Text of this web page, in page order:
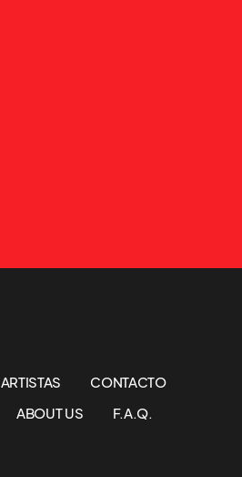
ARTISTAS
CONTACTO
ABOUT US F.A.Q.